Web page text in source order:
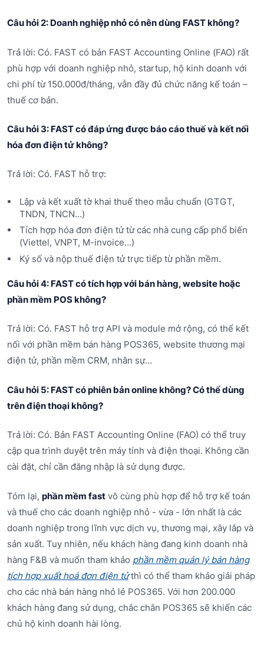
Câu hỏi 2: Doanh nghiệp nhỏ có nên dùng FAST không?
Trả lời: Có. FAST có bản FAST Accounting Online (FAO) rất
phù hợp với doanh nghiệp nhỏ, startup, hộ kinh doanh với
chi phí từ 150.000đ/tháng, vẫn đầy đủ chức năng kế toán –
thuế cơ bản.
Câu hỏi 3: FAST có đáp ứng được báo cáo thuế và kết nối
hóa đơn điện tử không?
Trả lời: Có. FAST hỗ trợ:
Lập và kết xuất tờ khai thuế theo mẫu chuẩn (GTGT,
TNDN, TNCN…)
Tích hợp hóa đơn điện tử từ các nhà cung cấp phổ biến
(Viettel, VNPT, M-invoice…)
Ký số và nộp thuế điện tử trực tiếp từ phần mềm.
Câu hỏi 4: FAST có tích hợp với bán hàng, website hoặc
phần mềm POS không?
Trả lời: Có. FAST hỗ trợ API và module mở rộng, có thể kết
nối với phần mềm bán hàng POS365, website thương mại
điện tử, phần mềm CRM, nhân sự...
Câu hỏi 5: FAST có phiên bản online không? Có thể dùng
trên điện thoại không?
Trả lời: Có. Bản FAST Accounting Online (FAO) có thể truy
cập qua trình duyệt trên máy tính và điện thoại. Không cần
cài đặt, chỉ cần đăng nhập là sử dụng được.
Tóm lại, phần mềm fast vô cùng phù hợp để hỗ trợ kế toán
và thuế cho các doanh nghiệp nhỏ - vừa - lớn nhất là các
doanh nghiệp trong lĩnh vực dịch vụ, thương mại, xây lắp và
sản xuất. Tuy nhiên, nếu khách hàng đang kinh doanh nhà
hàng F&B và muốn tham khảo phần mềm quản lý bán hàng
tích hợp xuất hoá đơn điện tửthì có thể tham khảo giải pháp
cho các nhà bán hàng nhỏ lẻ POS365. Với hơn 200.000
khách hàng đang sử dụng, chắc chắn POS365 sẽ khiến các
chủ hộ kinh doanh hài lòng.